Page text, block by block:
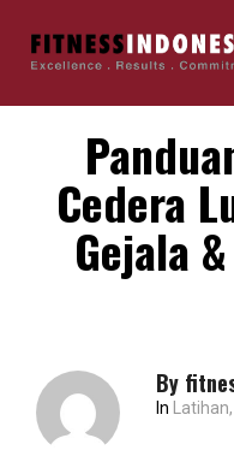
Cedera
Gejala
By
In